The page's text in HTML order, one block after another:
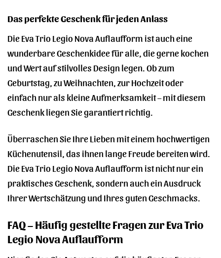
Das perfekte Geschenk für jeden Anlass
Die Eva Trio Legio Nova Auflaufform ist auch eine
wunderbare Geschenkidee für alle, die gerne kochen
und Wert auf stilvolles Design legen. Ob zum
Geburtstag, zu Weihnachten, zur Hochzeit oder
einfach nur als kleine Aufmerksamkeit – mit diesem
Geschenk liegen Sie garantiert richtig.
Überraschen Sie Ihre Lieben mit einem hochwertigen
Küchenutensil, das ihnen lange Freude bereiten wird.
Die Eva Trio Legio Nova Auflaufform ist nicht nur ein
praktisches Geschenk, sondern auch ein Ausdruck
Ihrer Wertschätzung und Ihres guten Geschmacks.
FAQ – Häufig gestellte Fragen zur Eva Trio
Legio Nova Auflaufform